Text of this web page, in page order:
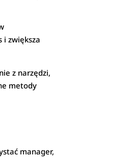
i zwiększa
z narzędzi,
metody
manager,